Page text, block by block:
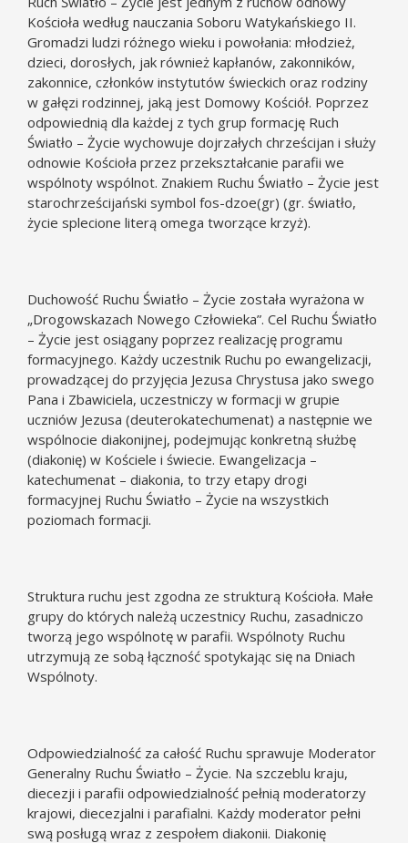
Kościoła według nauczania Soboru Watykańskiego II.
Gromadzi ludzi różnego wieku i powołania: młodzież,
dzieci, dorosłych, jak również kapłanów, zakonników,
zakonnice, członków instytutów świeckich oraz rodziny
w gałęzi rodzinnej, jaką jest Domowy Kościół. Poprzez
odpowiednią dla każdej z tych grup formację Ruch
Światło – Życie wychowuje dojrzałych chrześcijan i służy
odnowie Kościoła przez przekształcanie parafii we
wspólnoty wspólnot. Znakiem Ruchu Światło – Życie jest
starochrześcijański symbol fos-dzoe(gr) (gr. światło,
życie splecione literą omega tworzące krzyż).
Duchowość Ruchu Światło – Życie została wyrażona w
„Drogowskazach Nowego Człowieka”. Cel Ruchu Światło
– Życie jest osiągany poprzez realizację programu
formacyjnego. Każdy uczestnik Ruchu po ewangelizacji,
prowadzącej do przyjęcia Jezusa Chrystusa jako swego
Pana i Zbawiciela, uczestniczy w formacji w grupie
uczniów Jezusa (deuterokatechumenat) a następnie we
wspólnocie diakonijnej, podejmując konkretną służbę
(diakonię) w Kościele i świecie. Ewangelizacja –
katechumenat – diakonia, to trzy etapy drogi
formacyjnej Ruchu Światło – Życie na wszystkich
poziomach formacji.
Struktura ruchu jest zgodna ze strukturą Kościoła. Małe
grupy do których należą uczestnicy Ruchu, zasadniczo
tworzą jego wspólnotę w parafii. Wspólnoty Ruchu
utrzymują ze sobą łączność spotykając się na Dniach
Wspólnoty.
Odpowiedzialność za całość Ruchu sprawuje Moderator
Generalny Ruchu Światło – Życie. Na szczeblu kraju,
diecezji i parafii odpowiedzialność pełnią moderatorzy
krajowi, diecezjalni i parafialni. Każdy moderator pełni
swą posługą wraz z zespołem diakonii. Diakonię